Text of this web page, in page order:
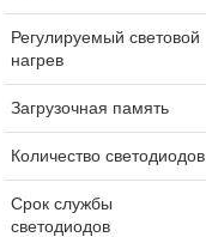
Регулируемый световой
нагрев
Загрузочная память
Количество светодиодов
Срок службы
светодиодов